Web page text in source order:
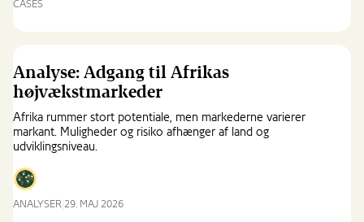
CASES
blevet
medejere
i
den
danske
startup
Bricks.
Analyse: Adgang til Afrikas
højvækstmarkeder
Afrika rummer stort potentiale, men markederne varierer
markant. Muligheder og risiko afhænger af land og
udviklingsniveau.
ANALYSER 29. MAJ 2026